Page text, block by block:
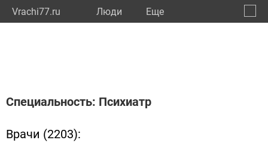
Vrachi77.ru Люди Eще
Специальность: Психиатр
Врачи (2203):